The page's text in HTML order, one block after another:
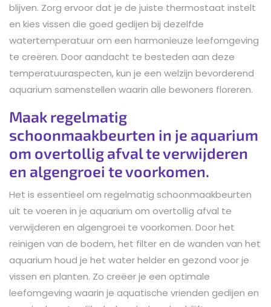
blijven. Zorg ervoor dat je de juiste thermostaat instelt
en kies vissen die goed gedijen bij dezelfde
watertemperatuur om een harmonieuze leefomgeving
te creëren. Door aandacht te besteden aan deze
temperatuuraspecten, kun je een welzijn bevorderend
aquarium samenstellen waarin alle bewoners floreren.
Maak regelmatig
schoonmaakbeurten in je aquarium
om overtollig afval te verwijderen
en algengroei te voorkomen.
Het is essentieel om regelmatig schoonmaakbeurten
uit te voeren in je aquarium om overtollig afval te
verwijderen en algengroei te voorkomen. Door het
reinigen van de bodem, het filter en de wanden van het
aquarium houd je het water helder en gezond voor je
vissen en planten. Zo creëer je een optimale
leefomgeving waarin je aquatische vrienden gedijen en